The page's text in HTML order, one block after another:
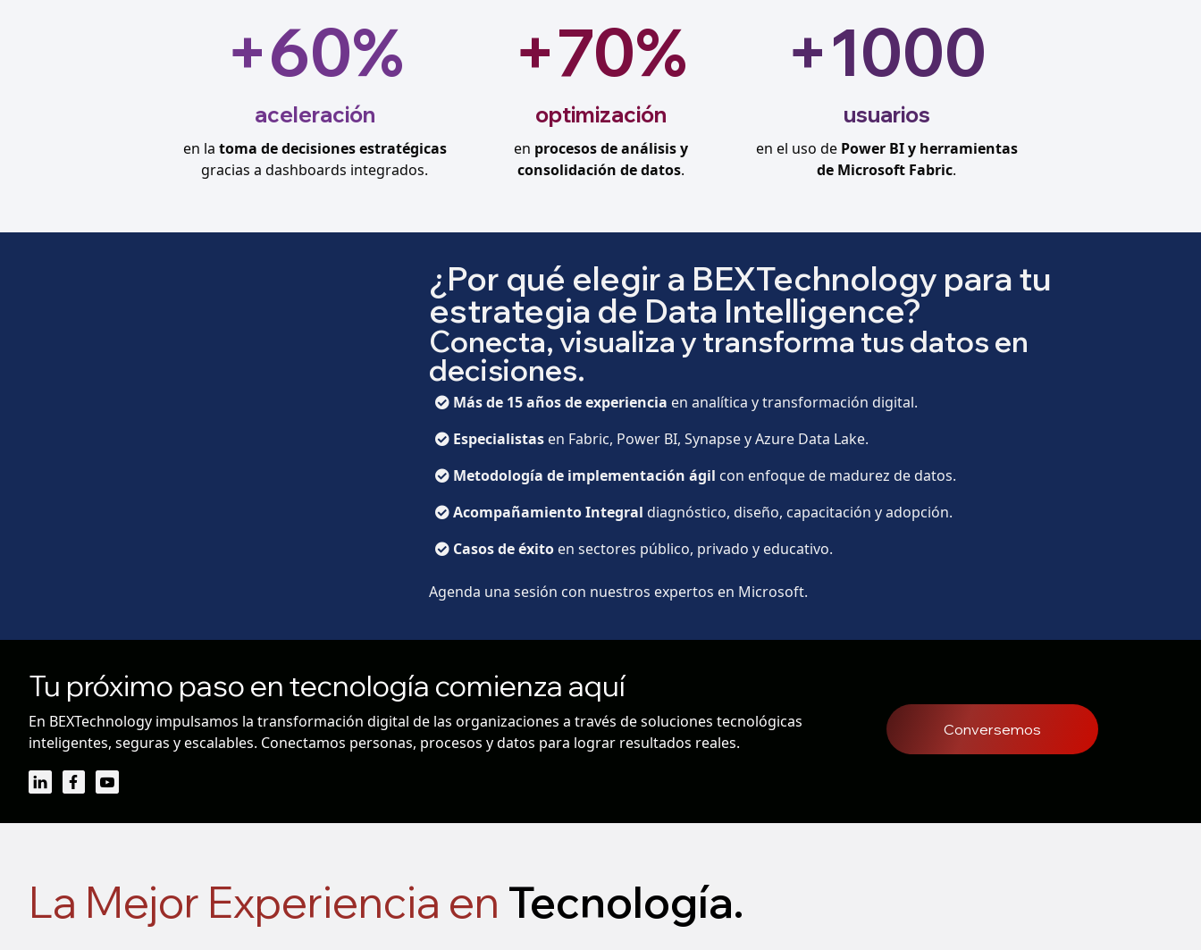
+60%
aceleración
en la toma de decisiones estratégicas
gracias a dashboards integrados.
+70%
optimización
en procesos de análisis y
consolidación de datos.
+1000
usuarios
en el uso de Power BI y herramientas
de Microsoft Fabric.
¿Por qué elegir a BEXTechnology para tu
estrategia de Data Intelligence?
Conecta, visualiza y transforma tus datos en
decisiones.
Más de 15 años de experiencia en analítica y transformación digital.
Especialistas en Fabric, Power BI, Synapse y Azure Data Lake.
Metodología de implementación ágil con enfoque de madurez de datos.
Acompañamiento Integral diagnóstico, diseño, capacitación y adopción.
Casos de éxito en sectores público, privado y educativo.
Agenda una sesión con nuestros expertos en Microsoft.
Tu próximo paso en tecnología comienza aquí
En BEXTechnology impulsamos la transformación digital de las organizaciones a través de soluciones tecnológicas
inteligentes, seguras y escalables. Conectamos personas, procesos y datos para lograr resultados reales.
Conversemos
La Mejor Experiencia en Tecnología.